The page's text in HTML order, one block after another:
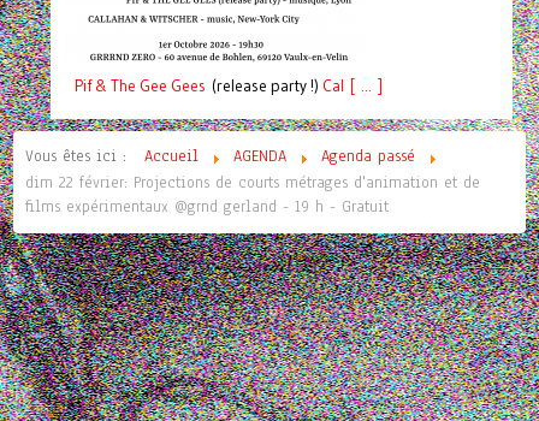
Pif& The Gee Gees (release party !) Cal [ ... ]
Vous êtes ici : Accueil AGENDA
Agenda passé
dim 22 février: Projections de courts métrages d'animation et de
films expérimentaux @grnd gerland - 19 h - Gratuit